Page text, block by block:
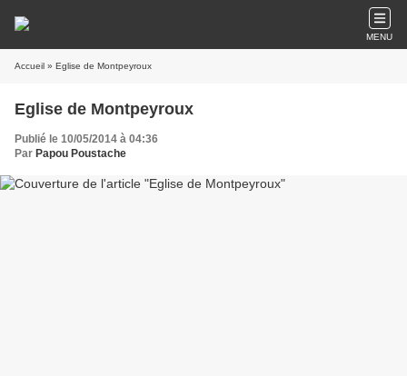
MENU
Accueil » Eglise de Montpeyroux
Eglise de Montpeyroux
Publié le 10/05/2014 à 04:36
Par Papou Poustache